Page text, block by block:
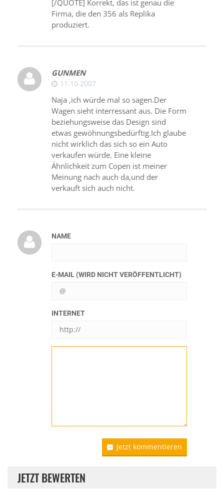
[/QUOTE] Korrekt, das ist genau die
Firma, die den 356 als Replika
produziert.
GUNMEN
11.10.2007
Naja ,ich würde mal so sagen.Der
Wagen sieht interressant aus. Die Form
beziehungsweise das Design sind
etwas gewöhnungsbedürftig.Ich glaube
nicht wirklich das sich so ein Auto
verkaufen würde. Eine kleine
Ähnlichkeit zum Copen ist meiner
Meinung nach auch da,und der
verkauft sich auch nicht.
NAME
E-MAIL (WIRD NICHT VERÖFFENTLICHT)
INTERNET
Jetzt kommentieren
JETZT BEWERTEN